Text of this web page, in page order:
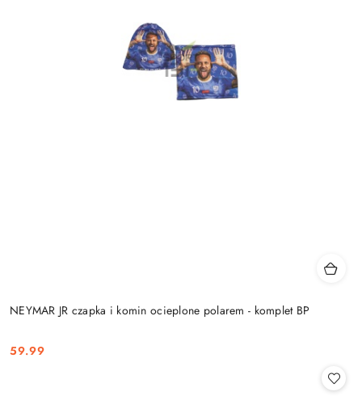
NEYMAR JR czapka i komin ocieplone polarem - komplet BP
Cena:
59.99